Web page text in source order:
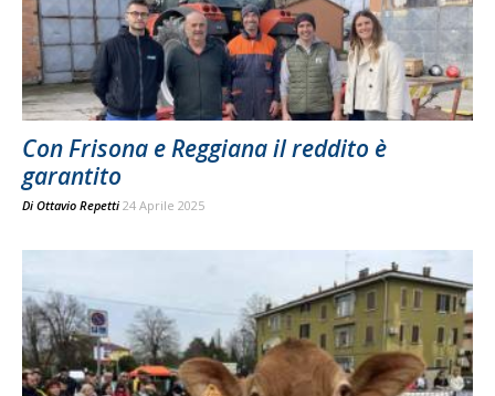
Con Frisona e Reggiana il reddito è
garantito
Di Ottavio Repetti 24 Aprile 2025